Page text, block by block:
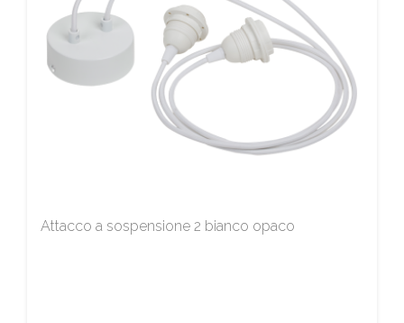
Attacco a sospensione 2 bianco opaco